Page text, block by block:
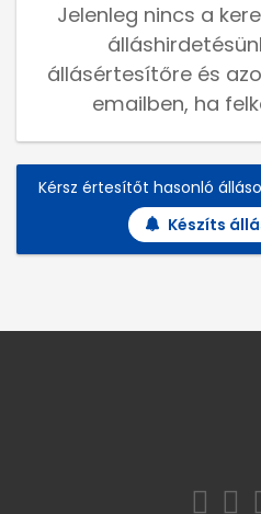
Jelenleg nincs a
állásértesítőre és
emailben, ha
Kérsz értesítőt hasonló
Készíts